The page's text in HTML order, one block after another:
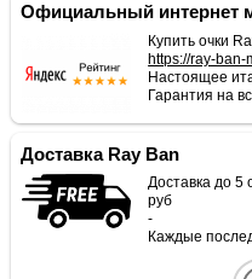
Официальный интернет
Купить очки
https://ray-ban-
Настоящее
Гарантия на
Доставка Ray Ban
Доставка до 5
руб
-
Каждые